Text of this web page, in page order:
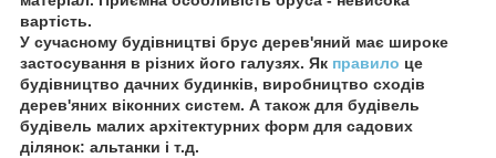
вартість.
У сучасному будівництві брус дерев'яний має широке
застосування в різних його галузях. Як правило це
будівництво дачних будинків, виробництво сходів
дерев'яних віконних систем. А також для будівель
будівель малих архітектурних форм для садових
ділянок: альтанки і т.д.